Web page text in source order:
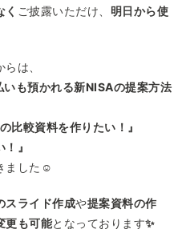
く ご披露いただけ、 明日から使
は、
も預かれる新NISAの提案方法
比較資料を作りたい！』
』
ました☺
スライド作成や提案資料の作
更も可能となっております✨